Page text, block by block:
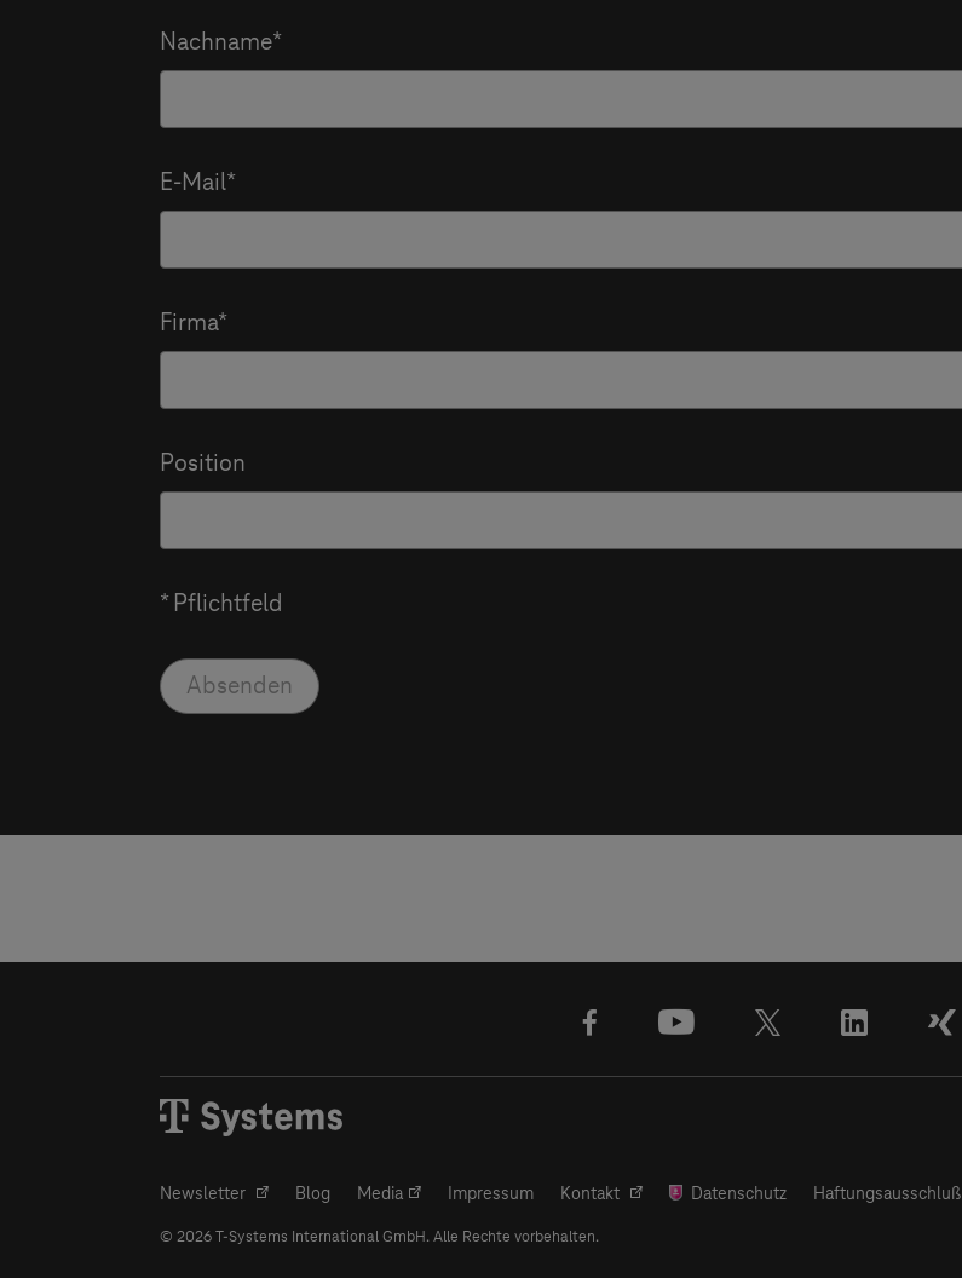
Nachname
E-Mail
Firma
Position
* Pflichtfeld
Absenden
facebookyoutube linkedin
Newsletter Blog Media Impressum Kontakt Datenschutz Haftungsausschluß
© 2026 T-Systems International GmbH. Alle Rechte vorbehalten.